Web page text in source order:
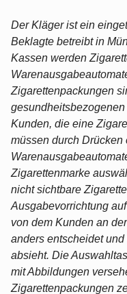
Der Kläger ist ein
Beklagte betreibt in
Kassen werden
Zigarettenpackungen
Kunden, die eine
müssen durch Drücken
Zigarettenmarke
nicht sichtbare
Ausgabevorrichtung
von dem Kunden an
anders entscheidet
absieht. Die
mit Abbildungen
Zigarettenpackungen